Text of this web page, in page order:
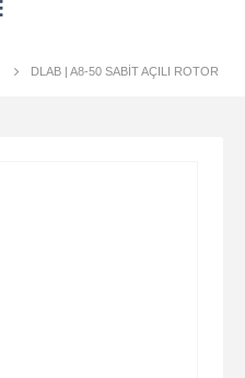
DLAB | A8-50 SABIT AÇILI ROTOR